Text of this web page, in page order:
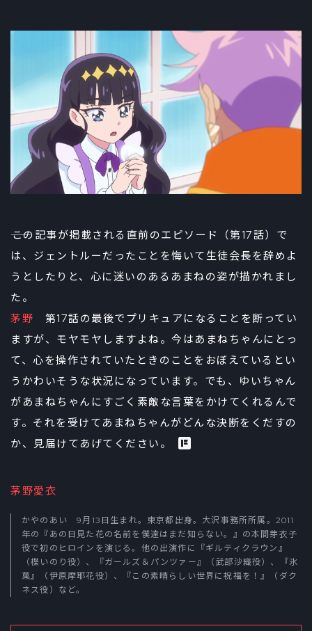
――この記事が掲載される直前のエピソード（第17話）で
は、ジェントルーだったことを悔いて生徒会長を辞めよ
うとしたりと、心に迷いのあるあまねの姿が描かれまし
た。
茅野 第17話の最後でプリキュアになることを断ってい
ますが、モヤモヤしますよね。今はあまねちゃんにとっ
て、心を操作されていたときのことをおぼえているとい
うかわいそうな状況になっています。でも、ゆいちゃん
があまねちゃんにすごく素敵な言葉をかけてくれるんで
す。それを受けてあまねちゃんがどんな決断をくだすの
か、見届けてあげてください。
茅野愛衣
かやのあい 9月13日生まれ。東京都出身。大沢事務所所属。2011
年の『あの日見た花の名前を僕達はまだ知らない。』の本間芽衣子
役で初のヒロインを演じる。他の出演作に『ギルティクラウン』
（楪いのり役）、『ガールズ＆パンツァー』（武部沙織役）、『氷
菓』（伊原摩耶花役）、『この素晴らしい世界に祝福を！』（ダク
ネス役）など。